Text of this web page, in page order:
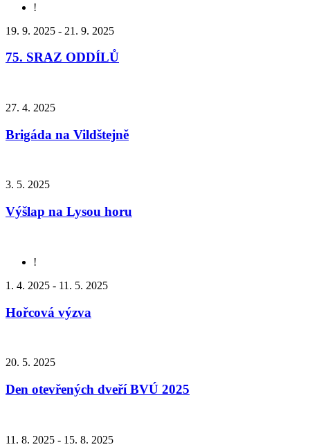
!
19. 9. 2025 - 21. 9. 2025
75. SRAZ ODDÍLŮ
27. 4. 2025
Brigáda na Vildštejně
3. 5. 2025
Výšlap na Lysou horu
!
1. 4. 2025 - 11. 5. 2025
Hořcová výzva
20. 5. 2025
Den otevřených dveří BVÚ 2025
11. 8. 2025 - 15. 8. 2025